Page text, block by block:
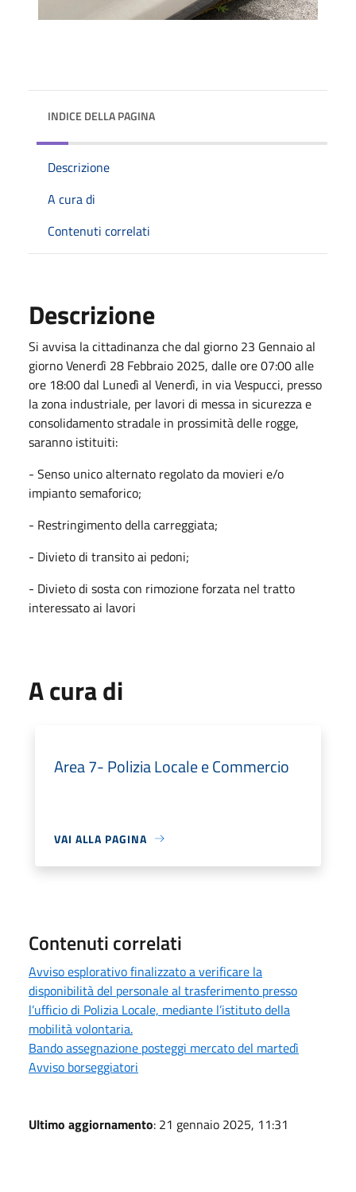
INDICE DELLA PAGINA
Descrizione
A cura di
Contenuti correlati
Descrizione
Si avvisa la cittadinanza che dal giorno 23 Gennaio al
giorno Venerdì 28 Febbraio 2025, dalle ore 07:00 alle
ore 18:00 dal Lunedì al Venerdì, in via Vespucci, presso
la zona industriale, per lavori di messa in sicurezza e
consolidamento stradale in prossimità delle rogge,
saranno istituiti:
- Senso unico alternato regolato da movieri e/o
impianto semaforico;
- Restringimento della carreggiata;
- Divieto di transito ai pedoni;
- Divieto di sosta con rimozione forzata nel tratto
interessato ai lavori
A cura di
Area 7- Polizia Locale e Commercio
VAI ALLA PAGINA
Contenuti correlati
Avviso esplorativo finalizzato a verificare la
disponibilità del personale al trasferimento presso
l’ufficio di Polizia Locale, mediante l’istituto della
mobilità volontaria.
Bando assegnazione posteggi mercato del martedì
Avviso borseggiatori
Ultimo aggiornamento: 21 gennaio 2025, 11:31